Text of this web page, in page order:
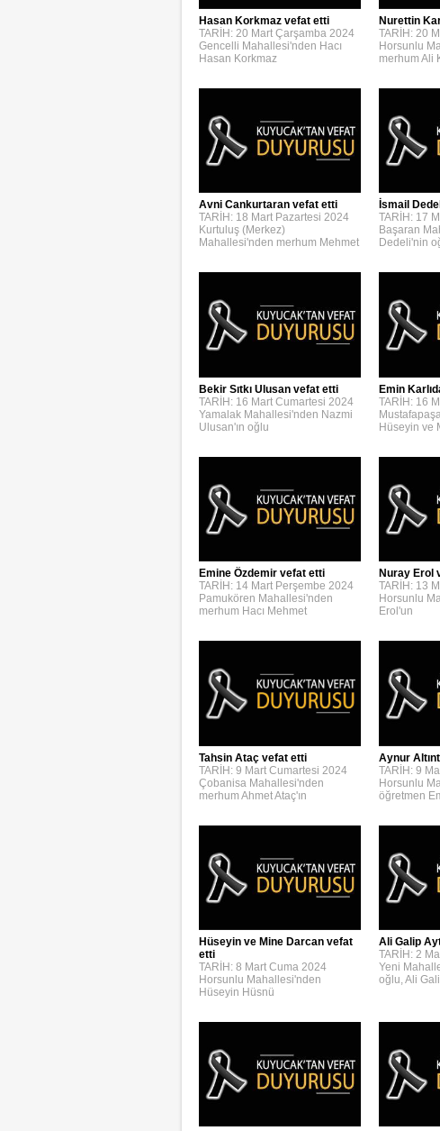
Hasan Korkmaz vefat etti
TARİH: 20 Mart Çarşamba 2024
Gencelli Mahallesi'nden Hacı
Hasan Korkmaz
Nurettin
TARİH: 20
Horsunlu
merhum Ali
Avni Cankurtaran vefat etti
TARİH: 18 Mart Pazartesi 2024
Kurtuluş (Merkez)
Mahallesi'nden merhum Mehmet
İsmail
TARİH: 17
Başaran
Dedeli'nin
Bekir Sıtkı Ulusan vefat etti
TARİH: 16 Mart Cumartesi 2024
Yamalak Mahallesi'nden Nazmi
Ulusan'ın oğlu
Emin
TARİH: 16
Hüseyin ve
Emine Özdemir vefat etti
TARİH: 14 Mart Perşembe 2024
Pamukören Mahallesi'nden
merhum Hacı Mehmet
Nuray Erol
TARİH: 13
Horsunlu
Erol'un
Tahsin Ataç vefat etti
TARİH: 9 Mart Cumartesi 2024
Çobanisa Mahallesi'nden
merhum Ahmet Ataç'ın
Aynur
TARİH: 9
Horsunlu
öğretmen
Hüseyin ve Mine Darcan vefat
etti
TARİH: 8 Mart Cuma 2024
Horsunlu Mahallesi'nden
Hüseyin Hüsnü
Ali Galip
TARİH: 2
Yeni
oğlu, Ali